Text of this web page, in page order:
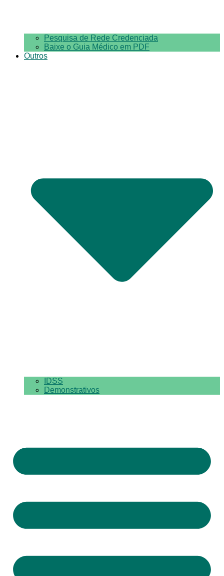
Pesquisa de Rede Credenciada
Baixe o Guia Médico em PDF
Outros
IDSS
Demonstrativos